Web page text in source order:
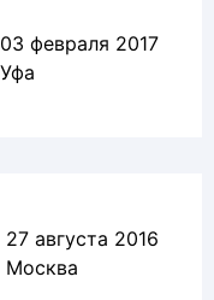
03 февраля 2017
Уфа
27 августа 2016
Москва